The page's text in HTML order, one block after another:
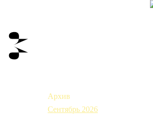
Архив
Сентябрь 2026